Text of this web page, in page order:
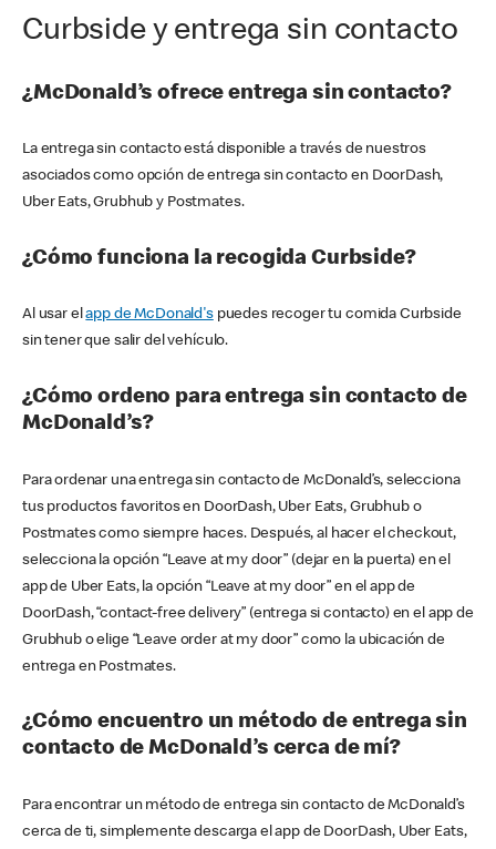
Curbside y entrega sin contacto
¿McDonald’s ofrece entrega sin contacto?
La entrega sin contacto está disponible a través de nuestros
asociados como opción de entrega sin contacto en DoorDash,
Uber Eats, Grubhub y Postmates.
¿Cómo funciona la recogida Curbside?
Al usar elapp de McDonald'spuedes recoger tu comida Curbside
sin tener que salir del vehículo.
¿Cómo ordeno para entrega sin contacto de
McDonald’s?
Para ordenar una entrega sin contacto de McDonald’s, selecciona
tus productos favoritos en DoorDash, Uber Eats, Grubhub o
Postmates como siempre haces. Después, al hacer el checkout,
selecciona la opción “Leave at my door” (dejar en la puerta) en el
app de Uber Eats, la opción “Leave at my door” en el app de
DoorDash, “contact-free delivery” (entrega si contacto) en el app de
Grubhub o elige “Leave order at my door” como la ubicación de
entrega en Postmates.
¿Cómo encuentro un método de entrega sin
contacto de McDonald’s cerca de mí?
Para encontrar un método de entrega sin contacto de McDonald’s
cerca de ti, simplemente descarga el app de DoorDash, Uber Eats,